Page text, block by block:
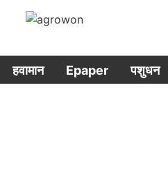
हवामान Epaper पशुधन